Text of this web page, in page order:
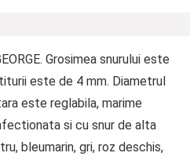
Grosimea snurului este
este de 4 mm. Diametrul
este reglabila, marime
si cu snur de alta
bleumarin, gri, roz deschis,